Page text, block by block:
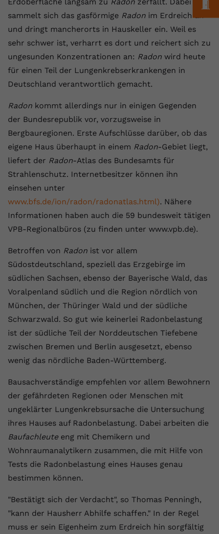
sammelt sich das gasförmige Radon im Erdreich an
und dringt mancherorts in Hauskeller ein. Weil es
sehr schwer ist, verharrt es dort und reichert sich zu
ungesunden Konzentrationen an: Radon wird heute
für einen Teil der Lungenkrebserkrankengen in
Deutschland verantwortlich gemacht.
Radon kommt allerdings nur in einigen Gegenden
der Bundesrepublik vor, vorzugsweise in
Bergbauregionen. Erste Aufschlüsse darüber, ob das
eigene Haus überhaupt in einem Radon-Gebiet liegt,
liefert der Radon-Atlas des Bundesamts für
Strahlenschutz. Internetbesitzer können ihn
einsehen unter
www.bfs.de/ion/radon/radonatlas.html). Nähere
Informationen haben auch die 59 bundesweit tätigen
VPB-Regionalbüros (zu finden unter www.vpb.de).
Betroffen von Radon ist vor allem
Südostdeutschland, speziell das Erzgebirge im
südlichen Sachsen, ebenso der Bayerische Wald, das
Voralpenland südlich und die Region nördlich von
München, der Thüringer Wald und der südliche
Schwarzwald. So gut wie keinerlei Radonbelastung
ist der südliche Teil der Norddeutschen Tiefebene
zwischen Bremen und Berlin ausgesetzt, ebenso
wenig das nördliche Baden-Württemberg.
Bausachverständige empfehlen vor allem Bewohnern
der gefährdeten Regionen oder Menschen mit
ungeklärter Lungenkrebsursache die Untersuchung
ihres Hauses auf Radonbelastung. Dabei arbeiten die
Baufachleuteeng mit Chemikern und
Wohnraumanalytikern zusammen, die mit Hilfe von
Tests die Radonbelastung eines Hauses genau
bestimmen können.
"Bestätigt sich der Verdacht", so Thomas Penningh,
"kann der Hausherr Abhilfe schaffen." In der Regel
muss er sein Eigenheim zum Erdreich hin sorgfältig
Laufzeit 1 Jahr
Zweck
Einstellungen. Unter anderem eine
zufällig generierte ID, für die
historische Speicherung Ihrer
vorgenommen Einstellungen, falls der
Webseiten-Betreiber dies eingestellt
hat.
Name fe_typo_user
Anbieter
Laufzeit Session
Zweck
Benutzereinstellungen zu ermöglichen.
wiederzuerkennen und statistische
Informationen zur Nutzung der
Website zu erfassen.
Name _gcl au
Anbieter Google Ads
Laufzeit 90 Tage
Zweck
Wird von Google Ads für das
Conversion-Tracking verwendet, um
Werbeklicks der Nutzung auf unserer
Cookie-Informationen anzeigen
Externe Inhalte
Wir verwenden auf unserer Website externe Inhalte,
um Ihnen zusätzliche Informationen anzubieten.
Name vuid
Laufzeit 2 Jahre
Zweck
Vimeo installiert dieses Cookie, um
Tracking-Informationen zu sammeln,
indem es eine eindeutige ID zum
setzt.
CONSENT
Anbieter youtube.com
Laufzeit 2 Jahre
YouTube setzt dieses Cookie über
eingebettete YouTube-Videos und
registriert anonyme statistische Daten.
Anbieter Youtube.com
Zweck
Videopräferenzen des Benutzers zu
speichern, der eingebettete YouTube-
Videos verwendet.
Name yt.innertube::requests
Anbieter
Laufzeit Session
Dieser von YouTube gesetzte Cookie
registriert eine eindeutige ID, um
Cookie-Informationen anzeigen